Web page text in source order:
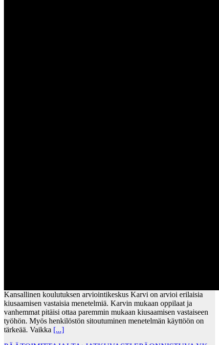
Kansallinen koulutuksen arviointikeskus Karvi on arvioi erilaisia
kiusaamisen vastaisia menetelmiä. Karvin mukaan oppilaat ja
vanhemmat pitäisi ottaa paremmin mukaan kiusaamisen vastaiseen
työhön. Myös henkilöstön sitoutuminen menetelmän käyttöön on
tärkeää. Vaikka [...]